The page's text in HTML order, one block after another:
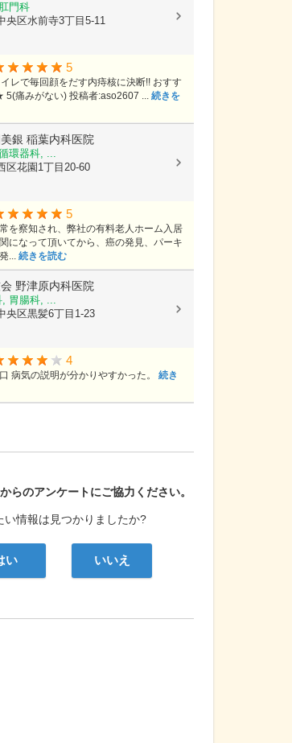
病院なび
からのアンケートにご協力ください。
い情報は見つかりましたか?
い いいえ
門科
央区水前寺3丁目5-11
5
レで毎回顔をだす内痔核に決断!! おすす
みがない) 投稿者:aso2607 ... 続きを
銀 稲葉内科医院
環器科, ...
区花園1丁目20-60
5
を察知され、弊社の有料老人ホーム入居
になって頂いてから、癌の発見、パーキ
... 続きを読む
野津原内科医院
, 胃腸科, ...
央区黒髪6丁目1-23
4
病気の説明が分かりやすかった。 続き